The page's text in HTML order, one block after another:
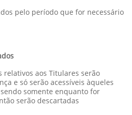
pelo período que for necessário
relativos aos Titulares serão
e só serão acessíveis àqueles
somente enquanto for
serão descartadas